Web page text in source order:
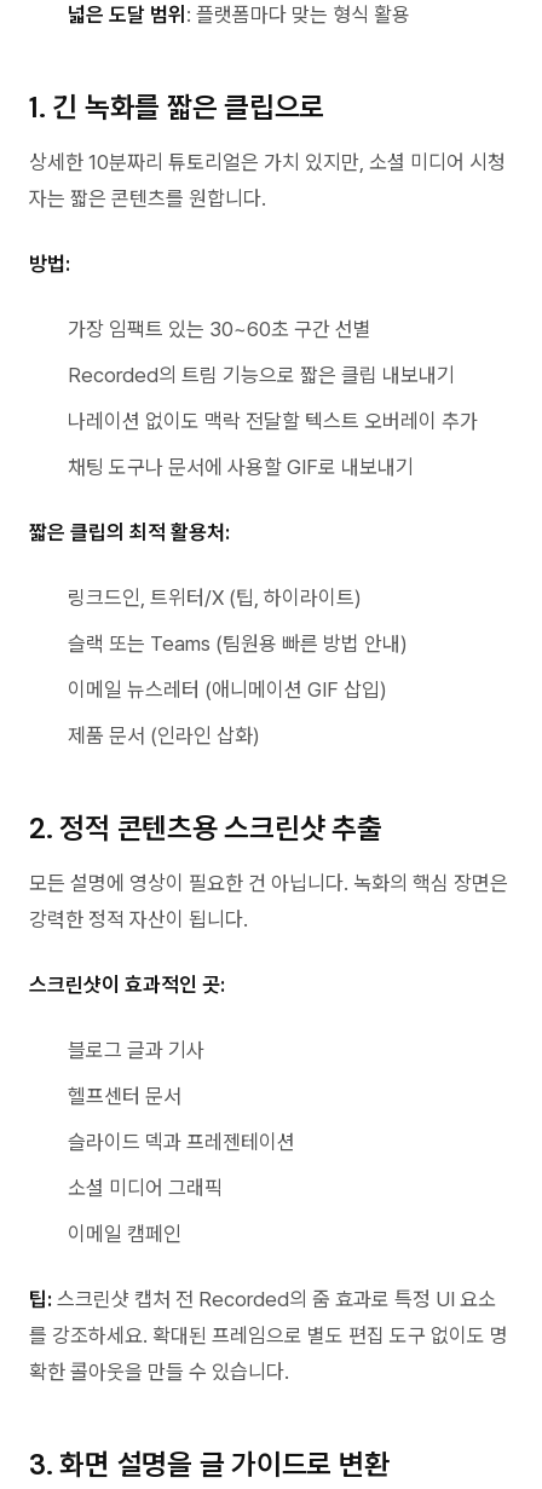
넓은 도달 범위 : 플랫폼마다 맞는 형식 활용
1. 긴 녹화를 짧은 클립으로
상세한 10분짜리 튜토리얼은 가치 있지만, 소셜 미디어 시청
자는 짧은 콘텐츠를 원합니다.
방법:
가장 임팩트 있는 30~60초 구간 선별
Recorded의 트림 기능으로 짧은 클립 내보내기
나레이션 없이도 맥락 전달할 텍스트 오버레이 추가
채팅 도구나 문서에 사용할 GIF로 내보내기
짧은 클립의 최적 활용처:
링크드인, 트위터/X (팁, 하이라이트)
슬랙 또는 Teams (팀원용 빠른 방법 안내)
이메일 뉴스레터 (애니메이션 GIF 삽입)
제품 문서 (인라인 삽화)
2. 정적 콘텐츠용 스크린샷 추출
모든 설명에 영상이 필요한 건 아닙니다. 녹화의 핵심 장면은
강력한 정적 자산이 됩니다.
스크린샷이 효과적인 곳:
블로그 글과 기사
헬프센터 문서
슬라이드 덱과 프레젠테이션
소셜 미디어 그래픽
이메일 캠페인
팁: 스크린샷 캡처 전 Recorded의 줌 효과로 특정 UI 요소
를 강조하세요. 확대된 프레임으로 별도 편집 도구 없이도 명
확한 콜아웃을 만들 수 있습니다.
3. 화면 설명을 글 가이드로 변환